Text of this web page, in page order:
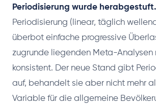
Periodisierung wurde herabgestuft.
Periodisierung (linear, täglich
überbot einfache progressive
zugrunde liegenden Meta-Analysen
konsistent. Der neue Stand gibt
auf, behandelt sie aber nicht mehr
Variable für die allgemeine